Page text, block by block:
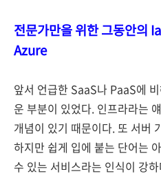
전문가만을 위한 그동안의
Azure
앞서 언급한 SaaS나 PaaS에
운 부분이 있었다. 인프라라는
개념이 있기 때문이다. 또 서버
하지만 쉽게 입에 붙는 단어는
수 있는 서비스라는 인식이 강